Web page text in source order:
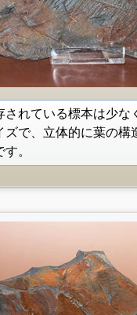
されている標本は少な
ズで、立体的に葉の構
。